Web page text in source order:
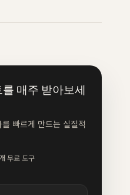
매주 받아보세
빠르게 만드는 실질적
무료 도구